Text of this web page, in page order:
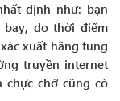
định như: bạn
do thời điểm
xuất hãng tung
truyền internet
chực chờ cũng có